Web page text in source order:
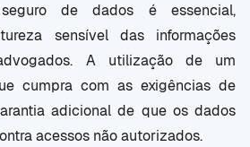
de dados é essencial,
sensível das informações
A utilização de um
cumpra com as exigências de
adicional de que os dados
acessos não autorizados.